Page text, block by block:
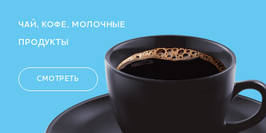
ЧАЙ, КОФЕ, МОЛОЧНЫЕ
ПРОДУКТЫ
СМОТРЕТЬ